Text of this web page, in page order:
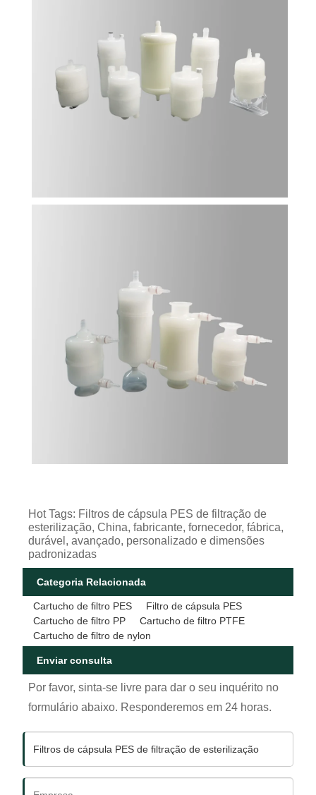
Hot Tags: Filtros de cápsula PES de filtração de
esterilização, China, fabricante, fornecedor, fábrica,
durável, avançado, personalizado e dimensões
padronizadas
Categoria Relacionada
Cartucho de filtro PES
Filtro de cápsula PES
Cartucho de filtro PP
Cartucho de filtro PTFE
Cartucho de filtro de nylon
Enviar consulta
Por favor, sinta-se livre para dar o seu inquérito no
formulário abaixo. Responderemos em 24 horas.